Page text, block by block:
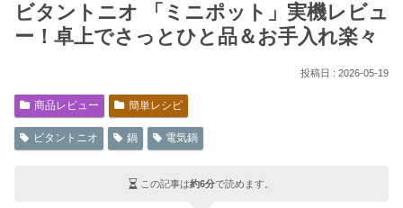
ビタントニオ 「ミニポット」実機レビュ
ー！卓上でさっとひと品＆お手入れ楽々
2026-05-19
商品レビュー 簡単レシピ
ビタントニオ 鍋 電気鍋
この記事は約6分で読めます。